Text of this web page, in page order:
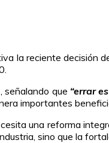
la reciente decisión
señalando que “errar
importantes
una reforma
sino que la